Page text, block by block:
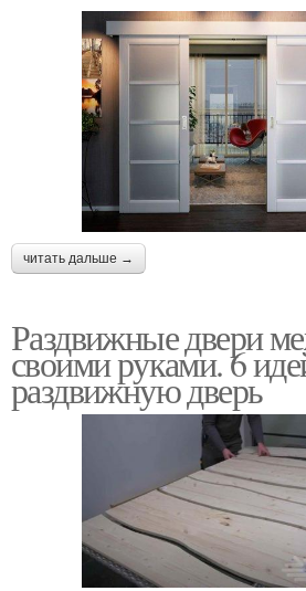
читать дальше →
Раздвижные двери
своими руками. 6
раздвижную дверь